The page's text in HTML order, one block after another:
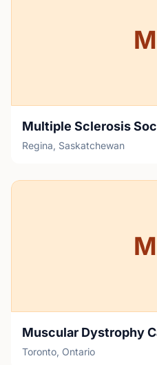
Multiple Sclerosis
Regina, Saskatchewan
Muscular Dystrophy
Toronto, Ontario